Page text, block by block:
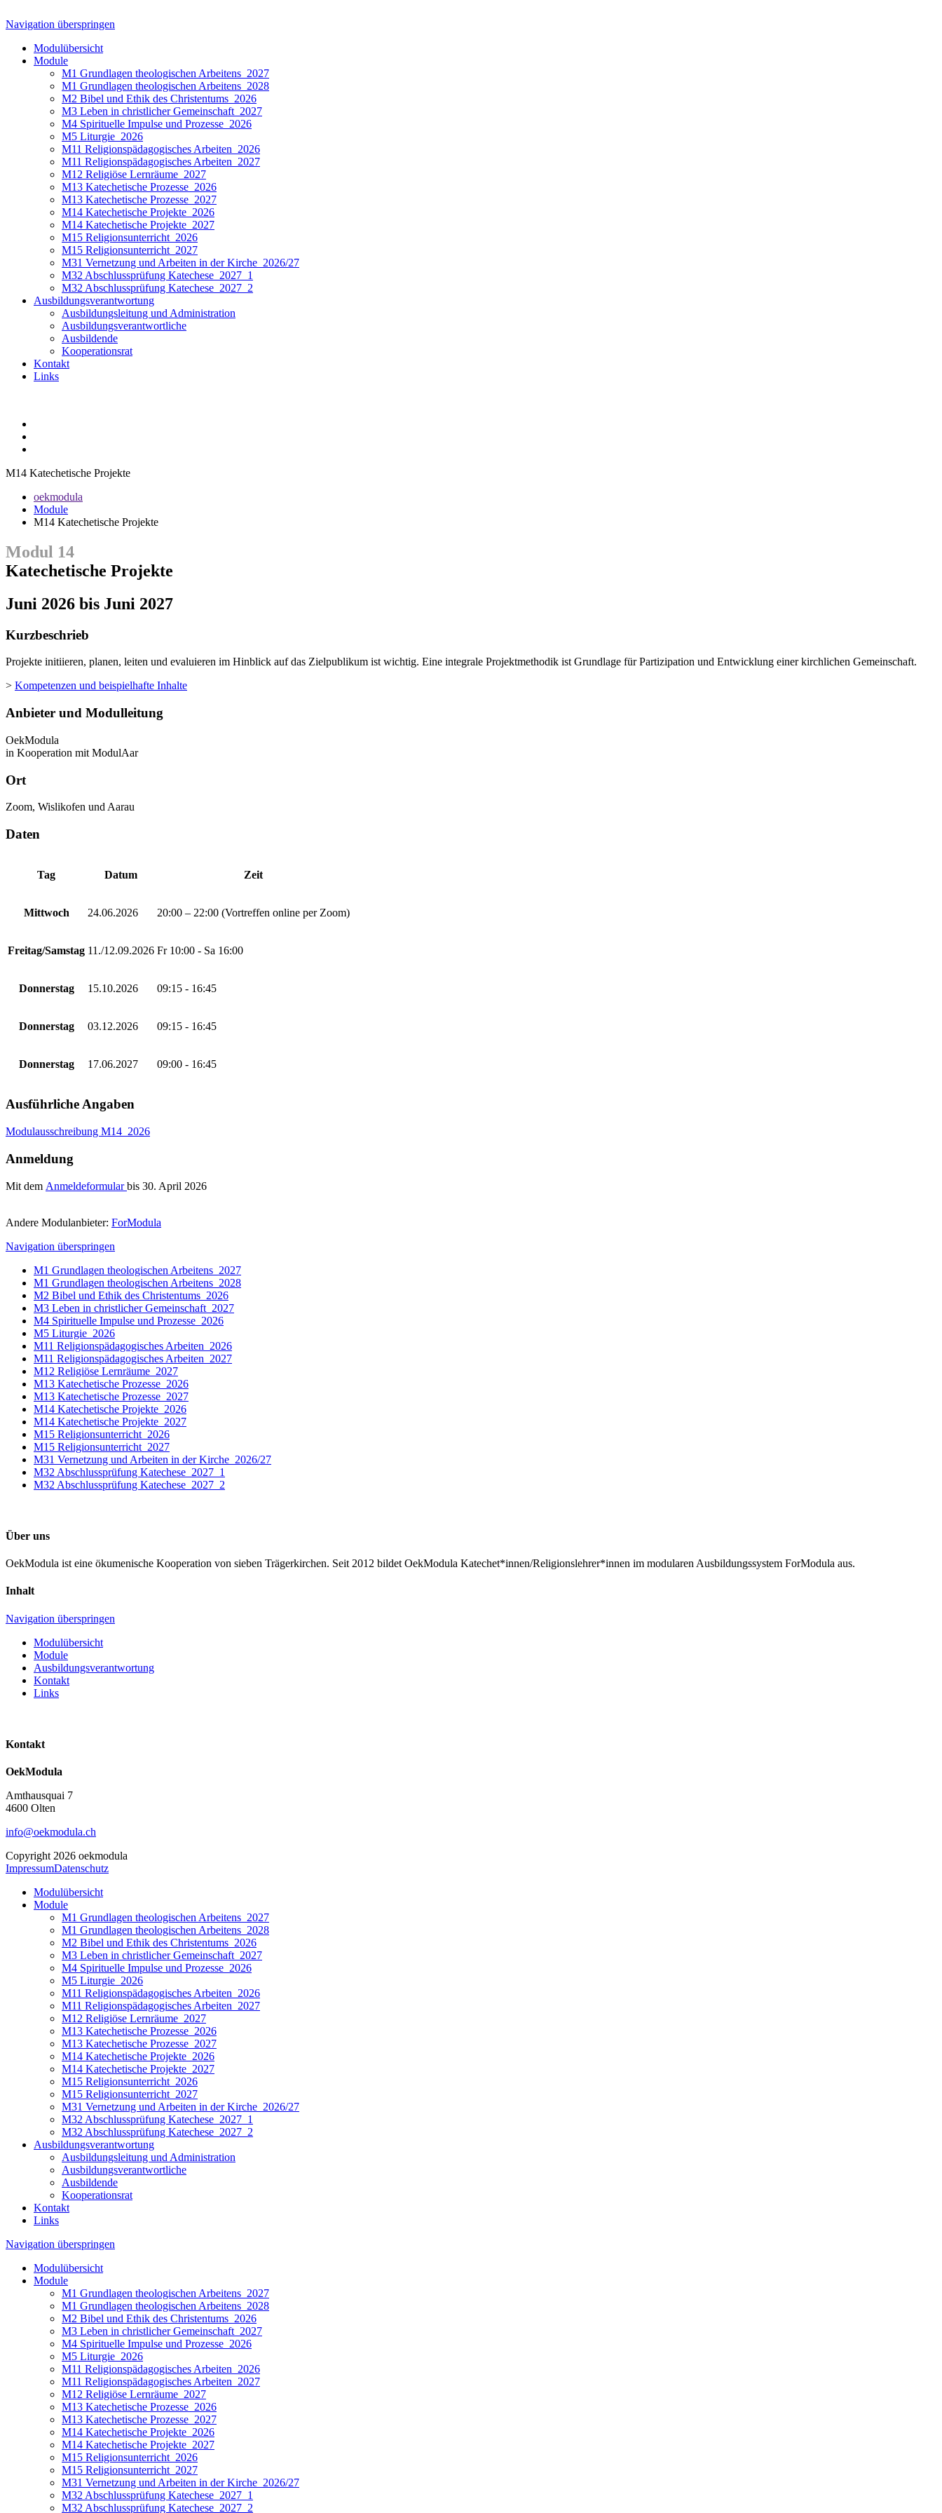
Navigation überspringen
Modulübersicht
Module
M1 Grundlagen theologischen Arbeitens_2027
M1 Grundlagen theologischen Arbeitens_2028
M2 Bibel und Ethik des Christentums_2026
M3 Leben in christlicher Gemeinschaft_2027
M4 Spirituelle Impulse und Prozesse_2026
M5 Liturgie_2026
M11 Religionspädagogisches Arbeiten_2026
M11 Religionspädagogisches Arbeiten_2027
M12 Religiöse Lernräume_2027
M13 Katechetische Prozesse_2026
M13 Katechetische Prozesse_2027
M14 Katechetische Projekte_2026
M14 Katechetische Projekte_2027
M15 Religionsunterricht_2026
M15 Religionsunterricht_2027
M31 Vernetzung und Arbeiten in der Kirche_2026/27
M32 Abschlussprüfung Katechese_2027_1
M32 Abschlussprüfung Katechese_2027_2
Ausbildungsverantwortung
Ausbildungsleitung und Administration
Ausbildungsverantwortliche
Ausbildende
Kooperationsrat
Kontakt
Links
M14 Katechetische Projekte
oekmodula
Module
M14 Katechetische Projekte
Modul 14
Katechetische Projekte
Juni 2026 bis Juni 2027
Kurzbeschrieb
Projekte initiieren, planen, leiten und evaluieren im Hinblick auf das Zielpublikum ist wichtig. Eine integrale Projektmethodik ist Grundlage für Partizipation und Entwicklung einer kirchlichen Gemeinschaft.
> Kompetenzen und beispielhafte Inhalte
Anbieter und Modulleitung
OekModula
in Kooperation mit ModulAar
Ort
Zoom, Wislikofen und Aarau
Daten
Tag Datum Zeit
Mittwoch 24.06.2026 20:00 – 22:00 (Vortreffen online per Zoom)
Freitag/Samstag 11./12.09.2026 Fr 10:00 - Sa 16:00
Donnerstag 15.10.2026 09:15 - 16:45
Donnerstag 03.12.2026 09:15 - 16:45
Donnerstag 17.06.2027 09:00 - 16:45
Ausführliche Angaben
Modulausschreibung M14_2026
Anmeldung
Mit dem Anmeldeformularbis 30. April 2026
Andere Modulanbieter: ForModula
Navigation überspringen
M1 Grundlagen theologischen Arbeitens_2027
M1 Grundlagen theologischen Arbeitens_2028
M2 Bibel und Ethik des Christentums_2026
M3 Leben in christlicher Gemeinschaft_2027
M4 Spirituelle Impulse und Prozesse_2026
M5 Liturgie_2026
M11 Religionspädagogisches Arbeiten_2026
M11 Religionspädagogisches Arbeiten_2027
M12 Religiöse Lernräume_2027
M13 Katechetische Prozesse_2026
M13 Katechetische Prozesse_2027
M14 Katechetische Projekte_2026
M14 Katechetische Projekte_2027
M15 Religionsunterricht_2026
M15 Religionsunterricht_2027
M31 Vernetzung und Arbeiten in der Kirche_2026/27
M32 Abschlussprüfung Katechese_2027_1
M32 Abschlussprüfung Katechese_2027_2
Über uns
OekModula ist eine ökumenische Kooperation von sieben Trägerkirchen. Seit 2012 bildet OekModula Katechet*innen/Religionslehrer*innen im modularen Ausbildungssystem ForModula aus.
Inhalt
Navigation überspringen
Modulübersicht
Module
Ausbildungsverantwortung
Kontakt
Links
Kontakt
OekModula
Amthausquai 7
4600 Olten
info@oekmodula.ch
Copyright 2026 oekmodula
ImpressumDatenschutz
Modulübersicht
Module
M1 Grundlagen theologischen Arbeitens_2027
M1 Grundlagen theologischen Arbeitens_2028
M2 Bibel und Ethik des Christentums_2026
M3 Leben in christlicher Gemeinschaft_2027
M4 Spirituelle Impulse und Prozesse_2026
M5 Liturgie_2026
M11 Religionspädagogisches Arbeiten_2026
M11 Religionspädagogisches Arbeiten_2027
M12 Religiöse Lernräume_2027
M13 Katechetische Prozesse_2026
M13 Katechetische Prozesse_2027
M14 Katechetische Projekte_2026
M14 Katechetische Projekte_2027
M15 Religionsunterricht_2026
M15 Religionsunterricht_2027
M31 Vernetzung und Arbeiten in der Kirche_2026/27
M32 Abschlussprüfung Katechese_2027_1
M32 Abschlussprüfung Katechese_2027_2
Ausbildungsverantwortung
Ausbildungsleitung und Administration
Ausbildungsverantwortliche
Ausbildende
Kooperationsrat
Kontakt
Links
Navigation überspringen
Modulübersicht
Module
M1 Grundlagen theologischen Arbeitens_2027
M1 Grundlagen theologischen Arbeitens_2028
M2 Bibel und Ethik des Christentums_2026
M3 Leben in christlicher Gemeinschaft_2027
M4 Spirituelle Impulse und Prozesse_2026
M5 Liturgie_2026
M11 Religionspädagogisches Arbeiten_2026
M11 Religionspädagogisches Arbeiten_2027
M12 Religiöse Lernräume_2027
M13 Katechetische Prozesse_2026
M13 Katechetische Prozesse_2027
M14 Katechetische Projekte_2026
M14 Katechetische Projekte_2027
M15 Religionsunterricht_2026
M15 Religionsunterricht_2027
M31 Vernetzung und Arbeiten in der Kirche_2026/27
M32 Abschlussprüfung Katechese_2027_1
M32 Abschlussprüfung Katechese_2027_2